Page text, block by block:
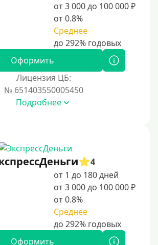
(продлением)
платежом
процентов
30 дней
от 3 000 до 100 000 ₽
от 0.8%
Среднее
Оформить
Лицензия ЦБ:
№ 651403550005450
Подробнее
4
от 1 до 180 дней
от 3 000 до 100 000 ₽
от 0.8%
Среднее
Оформить